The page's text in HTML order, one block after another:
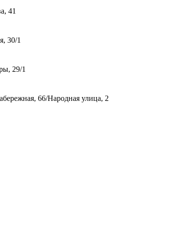
41
30/1
29/1
66/Народная улица, 2